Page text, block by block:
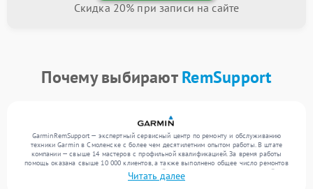
Скидка 20% при записи на сайте
Почему выбираютRemSupport
GarminRemSupport — экспертный сервисный центр по ремонту и обслуживанию
техники Garmin в Смоленске с более чем десятилетним опытом работы. В штате
компании — свыше 14 мастеров с профильной квалификацией. За время работы
помощь оказана свыше 10 000 клиентов, а также выполнено общее число ремонтов
превысило 12 000. Ежемесячно в сервисный центр поступает более 300 устройств,
включая , , . Мы работаем с широким спектром неисправностей и обеспечиваем
Читать далее